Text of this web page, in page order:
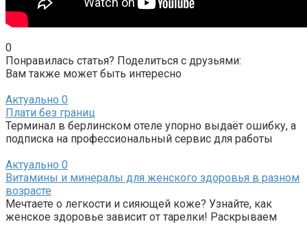
0
Понравилась статья? Поделиться с друзьями:
Вам также может быть интересно
Актуально 0
Плати без границ
Терминал в берлинском отеле упорно выдаёт ошибку, а
подписка на профессиональный сервис для работы
Актуально 0
Витамины и минералы для женского здоровья в разном
возрасте
Мечтаете о легкости и сияющей коже? Узнайте, как
женское здоровье зависит от тарелки! Раскрываем